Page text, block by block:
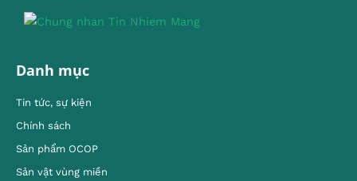
Danh mục
Tin tức, sự kiện
Chính sách
Sản phẩm OCOP
Sản vật vùng miền